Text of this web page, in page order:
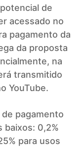
de
acessado no
pagamento da
da proposta
na
transmitido
YouTube.
pagamento
baixos: 0,2%
para usos